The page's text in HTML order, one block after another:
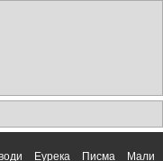
Еурека Писма Мали